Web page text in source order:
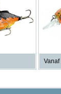
Vanaf